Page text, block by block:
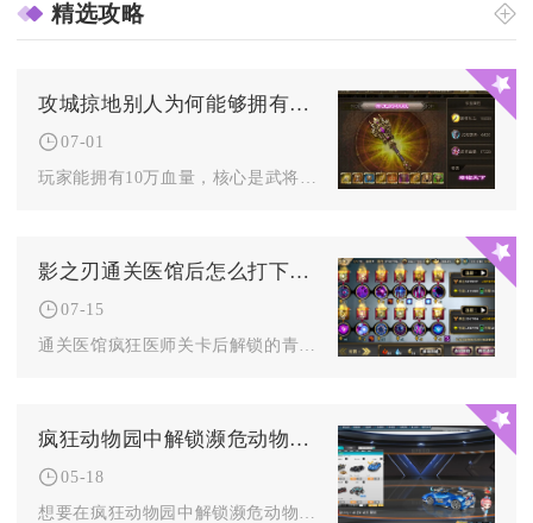
精选攻略
攻城掠地别人为何能够拥有10万血量
07-01
影之刃通关医馆后怎么打下一关的敌人
07-15
疯狂动物园中解锁濒危动物等级的步骤是什么
05-18